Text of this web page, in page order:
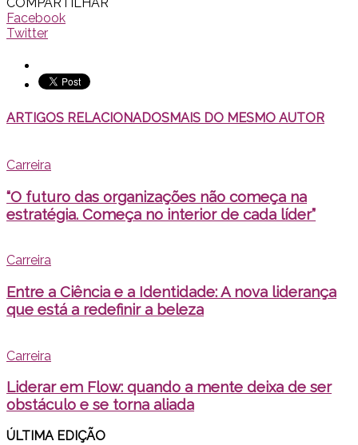
COMPARTILHAR
Facebook
Twitter
ARTIGOS RELACIONADOSMAIS DO MESMO AUTOR
Carreira
“O futuro das organizações não começa na
estratégia. Começa no interior de cada líder”
Carreira
Entre a Ciência e a Identidade: A nova liderança
que está a redefinir a beleza
Carreira
Liderar em Flow: quando a mente deixa de ser
obstáculo e se torna aliada
ÚLTIMA EDI ÇÃO